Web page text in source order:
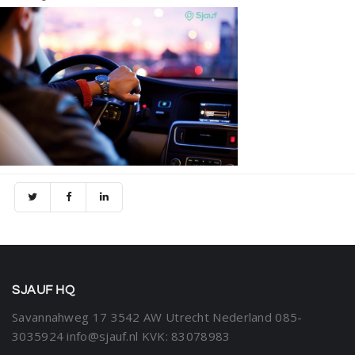
SJAUF HQ
Savannahweg 17 3542 AW Utrecht Nederland 085-
3035924 info@sjauf.nl KVK: 83078983